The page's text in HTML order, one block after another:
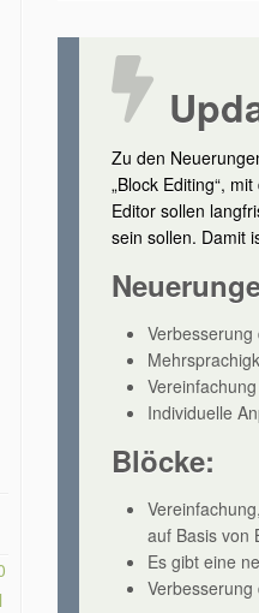
Zu den
„Block Editing“,
Editor sollen
sein sollen. Damit
Individuelle
Blöcke:
auf Basis von
Es gibt eine